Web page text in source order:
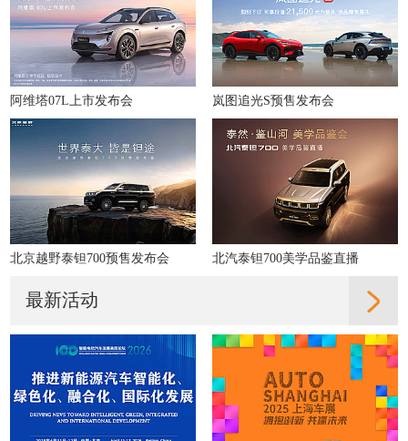
阿维塔07L上市发布会 岚图追光S预售发布会
北京越野泰钽700预售发布会 北汽泰钽700美学品鉴直播
最新活动